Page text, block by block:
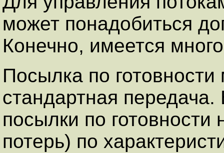
может понадобиться
Конечно, имеется
Посылка по
стандартная
посылки по
потерь) по